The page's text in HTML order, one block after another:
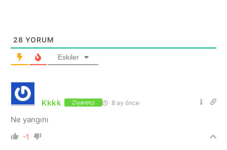
28 YORUM
Eskiler
Kkkk Ziyaretçi 8 ay önce
Ne yangını
-1